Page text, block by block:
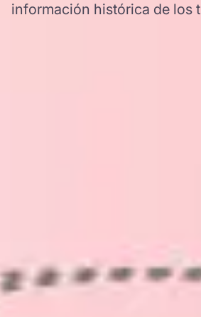
información histórica de los